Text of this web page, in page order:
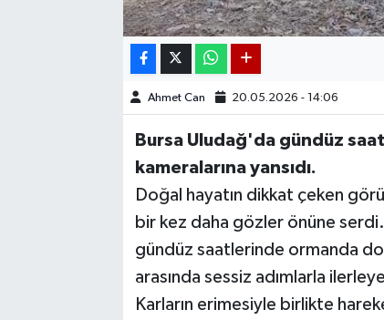
Ahmet Can 20.05.2026 - 14:06
Bursa Uludağ'da gündüz
kameralarına yansıdı.
Doğal hayatın dikkat çeken
bir kez daha gözler önüne
gündüz saatlerinde ormanda
arasında sessiz adımlarla
Karların erimesiyle birlikte